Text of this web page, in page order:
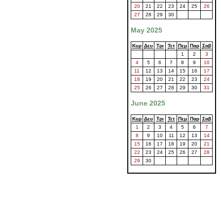
20
21 22 23 24 25
26
27
28 29 30
May 2025
Κυρ Δευ Τρι Τετ Πεμ Παρ Σαβ
1
2
3
4
5 6 7 8 9
10
11
12 13 14 15 16
17
18
19 20 21 22 23
24
25
26 27 28 29 30 31
June 2025
Κυρ Δευ Τρι Τετ Πεμ Παρ Σαβ
1
2 3 4 5 6
7
8
9 10 11 12 13
14
15
16 17 18 19 20
21
22
23 24 25 26 27
28
29
30